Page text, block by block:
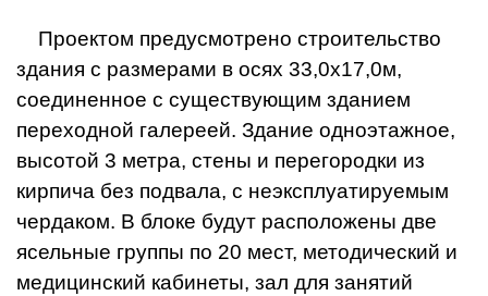
Проектом предусмотрено строительство
здания с размерами в осях 33,0х17,0м,
соединенное с существующим зданием
переходной галереей. Здание одноэтажное,
высотой 3 метра, стены и перегородки из
кирпича без подвала, с неэксплуатируемым
чердаком. В блоке будут расположены две
ясельные группы по 20 мест, методический и
медицинский кабинеты, зал для занятий